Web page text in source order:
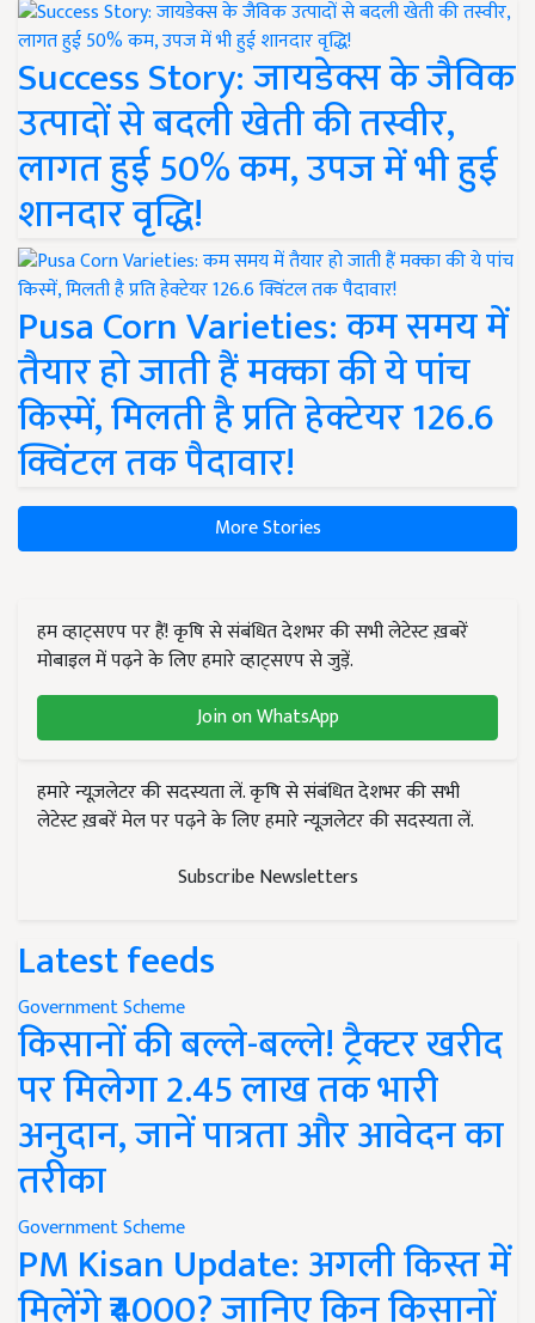
Success Story: जायडेक्स के जैविक
उत्पादों से बदली खेती की तस्वीर,
लागत हुई 50% कम, उपज में भी हुई
शानदार वृद्धि!
Pusa Corn Varieties: कम समय में
तैयार हो जाती हैं मक्का की ये पांच
किस्में, मिलती है प्रति हेक्टेयर 126.6
क्विंटल तक पैदावार!
More Stories
हम व्हाट्सएप पर हैं! कृषि से संबंधित देशभर की सभी लेटेस्ट ख़बरें
मोबाइल में पढ़ने के लिए हमारे व्हाट्सएप से जुड़ें.
Join on WhatsApp
हमारे न्यूज़लेटर की सदस्यता लें. कृषि से संबंधित देशभर की सभी
लेटेस्ट ख़बरें मेल पर पढ़ने के लिए हमारे न्यूज़लेटर की सदस्यता लें.
Subscribe Newsletters
Latest feeds
Government Scheme
किसानों की बल्ले-बल्ले! ट्रैक्टर खरीद
पर मिलेगा 2.45 लाख तक भारी
अनुदान, जानें पात्रता और आवेदन का
तरीका
Government Scheme
PM Kisan Update: अगली किस्त में